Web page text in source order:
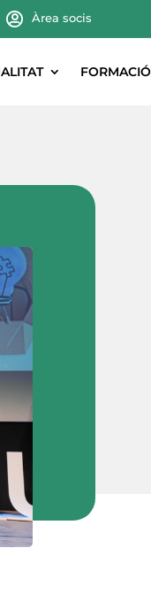
Àrea socis
FORMACIÓ